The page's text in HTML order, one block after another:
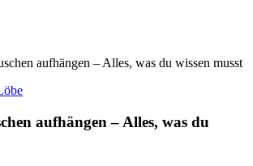
aufhängen – Alles, was du wissen musst
aufhängen – Alles, was du